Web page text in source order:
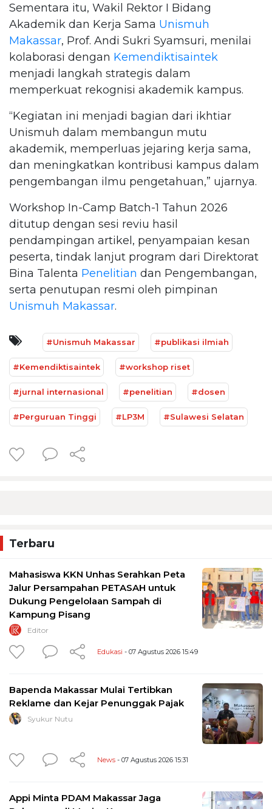
Sementara itu, Wakil Rektor I Bidang
Akademik dan Kerja Sama Unismuh
Makassar, Prof. Andi Sukri Syamsuri, menilai
kolaborasi dengan Kemendiktisaintek
menjadi langkah strategis dalam
memperkuat rekognisi akademik kampus.
“Kegiatan ini menjadi bagian dari ikhtiar
Unismuh dalam membangun mutu
akademik, memperluas jejaring kerja sama,
dan meningkatkan kontribusi kampus dalam
pengembangan ilmu pengetahuan,” ujarnya.
Workshop In-Camp Batch-1 Tahun 2026
ditutup dengan sesi reviu hasil
pendampingan artikel, penyampaian kesan
peserta, tindak lanjut program dari Direktorat
Bina Talenta Penelitian dan Pengembangan,
serta penutupan resmi oleh pimpinan
Unismuh Makassar.
#Unismuh Makassar #publikasi ilmiah
#Kemendiktisaintek #workshop riset
#jurnal internasional #penelitian #dosen
#Perguruan Tinggi #LP3M #Sulawesi Selatan
Terbaru
Mahasiswa KKN Unhas Serahkan Peta
Jalur Persampahan PETASAH untuk
Dukung Pengelolaan Sampah di
Kampung Pisang
Editor
Edukasi - 07 Agustus 2026 15:49
Bapenda Makassar Mulai Tertibkan
Reklame dan Kejar Penunggak Pajak
Syukur Nutu
News - 07 Agustus 2026 15:31
Appi Minta PDAM Makassar Jaga